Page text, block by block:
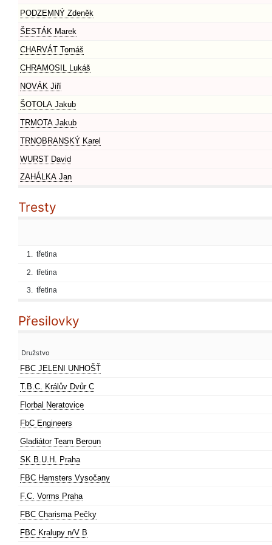
PODZEMNÝ Zdeněk
ŠESTÁK Marek
CHARVÁT Tomáš
CHRAMOSIL Lukáš
NOVÁK Jiří
ŠOTOLA Jakub
TRMOTA Jakub
TRNOBRANSKÝ Karel
WURST David
ZAHÁLKA Jan
Tresty
1. třetina
2. třetina
3. třetina
Přesilovky
Družstvo
FBC JELENI UNHOŠŤ
T.B.C. Králův Dvůr C
Florbal Neratovice
FbC Engineers
Gladiátor Team Beroun
SK B.U.H. Praha
FBC Hamsters Vysočany
F.C. Vorms Praha
FBC Charisma Pečky
FBC Kralupy n/V B